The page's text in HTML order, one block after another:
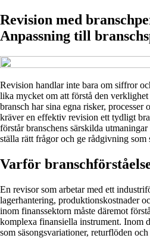
Revision med
Anpassning till
Revision handlar inte bara om siffror
lika mycket om att förstå den
bransch har sina egna risker,
kräver en effektiv revision ett tydligt
förstår branschens särskilda
ställa rätt frågor och ge rådgivning som
Varför
En revisor som arbetar med ett
lagerhantering, produktionskostnader
inom finanssektorn måste däremot
komplexa finansiella instrument. Inom
som säsongsvariationer, returflöden